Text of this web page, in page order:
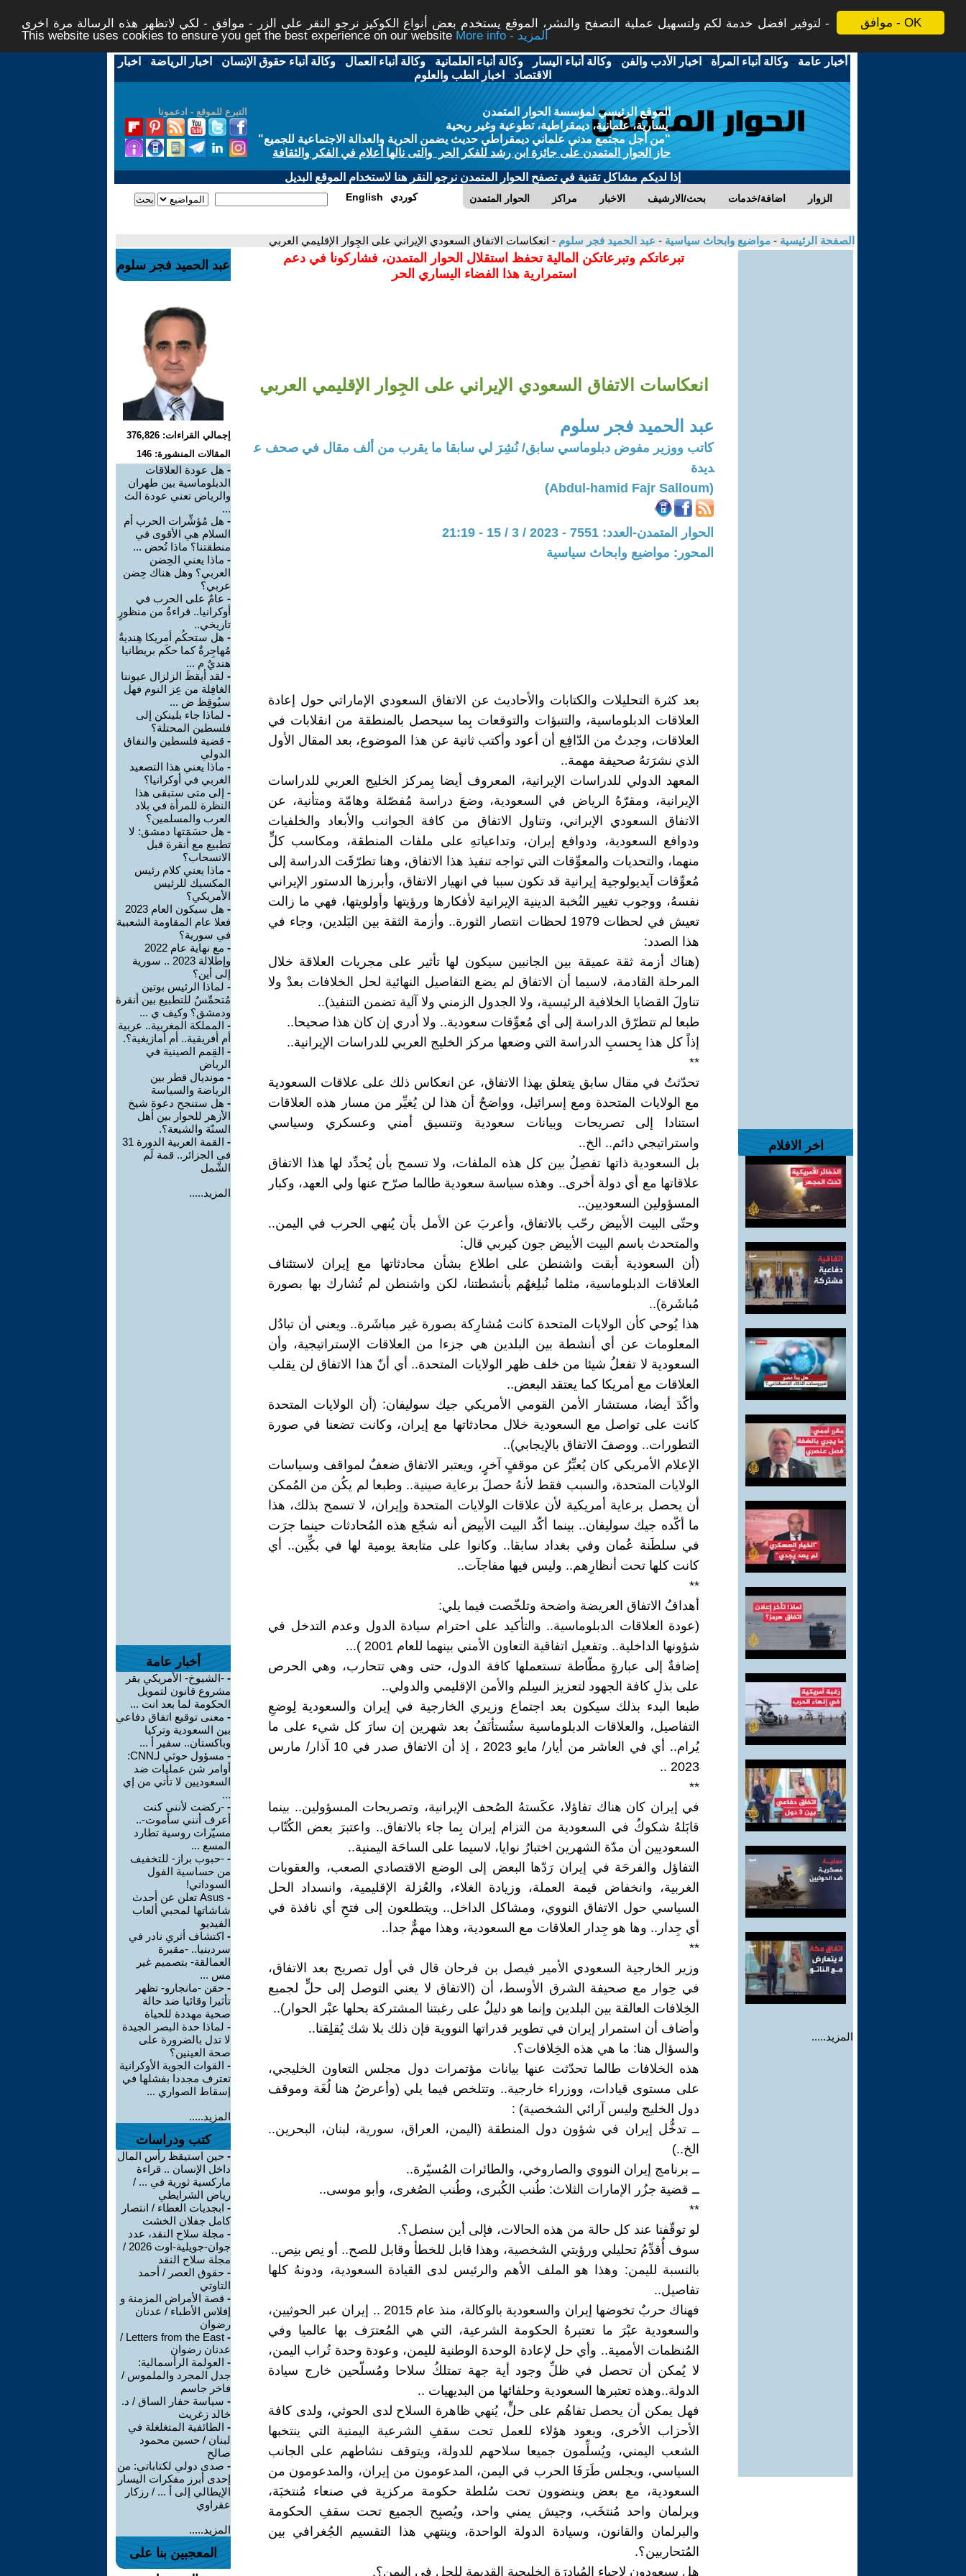
موافق - OK
لتوفير افضل خدمة لكم ولتسهيل عملية التصفح والنشر، الموقع يستخدم بعض أنواع الكوكيز نرجو النقر على الزر - موافق - لكي لاتظهر هذه الرسالة مرة اخرى -
This website uses cookies to ensure you get the best experience on our website
More info - المزيد
أخبار عامة -وكالة أنباء المرأة - اخبار الأدب والفن -وكالة أنباء اليسار -وكالة أنباء العلمانية -وكالة أنباء العمال -وكالة أنباء حقوق الإنسان - اخبار الرياضة - اخبار
الاقتصاد - اخبار الطب والعلوم
التبرع للموقع - ادعمونا
الموقع الرئيسي لمؤسسة الحوار المتمدن
يسارية، علمانية، ديمقراطية، تطوعية وغير ربحية
"من أجل مجتمع مدني علماني ديمقراطي حديث يضمن الحرية والعدالة الاجتماعية للجميع"
حاز الحوار المتمدن على جائزة ابن رشد للفكر الحر والتى نالها أعلام في الفكر والثقافة
إذا لديكم مشاكل تقنية في تصفح الحوار المتمدن نرجو النقر هنا لاستخدام الموقع البديل
الحوار المتمدن مراكز الاخبار بحث/الارشيف اضافة/خدمات الزوار English كوردي
الصفحة الرئيسية - مواضيع وابحاث سياسية - عبد الحميد فجر سلوم - انعكاسات الاتفاق السعودي الإيراني على الجِوار الإقليمي العربي
اخر الافلام
المزيد.....
تبرعاتكم وتبرعاتكن المالية تحفظ استقلال الحوار المتمدن، فشاركونا في دعم
استمرارية هذا الفضاء اليساري الحر
انعكاسات الاتفاق السعودي الإيراني على الجِوار الإقليمي العربي
عبد الحميد فجر سلوم
كاتب ووزير مفوض دبلوماسي سابق/ نُشِرَ لي سابقا ما يقرب من ألف مقال في صحف ع
ديدة
(Abdul-hamid Fajr Salloum)
الحوار المتمدن-العدد: 7551 - 2023 / 3 / 15 - 21:19
المحور: مواضيع وابحاث سياسية
بعد كثرة التحليلات والكتابات والأحاديث عن الاتفاق السعودي الإماراتي حول إعادة
العلاقات الدبلوماسية، والتنبؤات والتوقعات بِما سيحصل بالمنطقة من انقلابات في
العلاقات، وجدتُ من الدّافِع أن أعود وأكتب ثانية عن هذا الموضوع، بعد المقال الأول
الذي نشرَتهُ صحيفة مهمة..
المعهد الدولي للدراسات الإيرانية، المعروف أيضا بِمركز الخليج العربي للدراسات
الإيرانية، ومقرّهُ الرياض في السعودية، وضعَ دراسة مُفصّلة وهامّة ومتأنية، عن
الاتفاق السعودي الإيراني، وتناول الاتفاق من كافة الجوانب والأبعاد والخلفيات
ودوافع السعودية، ودوافع إيران، وتداعياتهِ على ملفات المنطقة، ومكاسب كلٍّ
منهما، والتحديات والمعوِّقات التي تواجه تنفيذ هذا الاتفاق، وهنا تطرّقَت الدراسة إلى
مُعوِّقات آيديولوجية إيرانية قد تكون سببا في انهيار الاتفاق، وأبرزها الدستور الإيراني
نفسهُ، ووجوب تغيير النُخبة الدينية الإيرانية لأفكارها ورؤيتها وأولويتها، فهي ما زالت
تعيش في لحظات 1979 لحظات انتصار الثورة.. وأزمة الثقة بين البَلدين، وجاء في
هذا الصدد:
(هناك أزمة ثقة عميقة بين الجانبين سيكون لها تأثير على مجريات العلاقة خلال
المرحلة القادمة، لاسيما أن الاتفاق لم يضع التفاصيل النهائية لحل الخلافات بعدْ ولا
تناولَ القضايا الخلافية الرئيسية، ولا الجدول الزمني ولا آلية تضمن التنفيذ)..
طبعا لم تتطرّق الدراسة إلى أي مُعوِّقات سعودية.. ولا أدري إن كان هذا صحيحا..
إذاً كل هذا بِحسبِ الدراسة التي وضعها مركز الخليج العربي للدراسات الإيرانية..
**
تحدّثتُ في مقال سابق يتعلق بهذا الاتفاق، عن انعكاس ذلك على علاقات السعودية
مع الولايات المتحدة ومع إسرائيل، وواضحٌ أن هذا لن يُغيِّر من مسار هذه العلاقات
استنادا إلى تصريحات وبيانات سعودية وتنسيق أمني وعسكري وسياسي
واستراتيجي دائم.. الخ..
بل السعودية ذاتها تفصِلُ بين كل هذه الملفات، ولا تسمح بأن يُحدِّد لها هذا الاتفاق
علاقاتها مع أي دولة أخرى.. وهذه سياسة سعودية طالما صرّح عنها ولي العهد، وكبار
المسؤولين السعوديين..
وحتّى البيت الأبيض رحّب بالاتفاق، وأعربَ عن الأمل بأن يُنهي الحرب في اليمن..
والمتحدث باسم البيت الأبيض جون كيربي قال:
(أن السعودية أبقت واشنطن على اطلاع بشأن محادثاتها مع إيران لاستئناف
العلاقات الدبلوماسية، مثلما نُبلِغهُم بأنشطتنا، لكن واشنطن لم تُشارك بها بصورة
مُباشَرة)..
هذا يُوحي كأن الولايات المتحدة كانت مُشارِكة بصورة غير مباشَرة.. ويعني أن تبادُل
المعلومات عن أي أنشطة بين البلدين هي جزءا من العلاقات الإستراتيجية، وأن
السعودية لا تفعلُ شيئا من خلف ظهر الولايات المتحدة.. أي أنّ هذا الاتفاق لن يقلب
العلاقات مع أمريكا كما يعتقد البعض..
وأكّدَ أيضا، مستشار الأمن القومي الأمريكي جيك سوليفان: (أن الولايات المتحدة
كانت على تواصل مع السعودية خلال محادثاتها مع إيران، وكانت تضعنا في صورة
التطورات.. ووصفَ الاتفاق بالإيجابي)..
الإعلام الأمريكي كان يُعبِّرُ عن موقفٍ آخرٍ، ويعتبر الاتفاق ضعفٌ لمواقف وسياسات
الولايات المتحدة، والسبب فقط لأنهُ حصلَ برعاية صينية.. وطبعا لم يكُن من المُمكن
أن يحصل برعاية أمريكية لأن علاقات الولايات المتحدة وإيران، لا تسمح بذلك، هذا
ما أكّده جيك سوليفان.. بينما أكّد البيت الأبيض أنه شجّع هذه المُحادثات حينما جرَت
في سلطَنة عُمان وفي بغداد سابقا.. وكانوا على متابعة يومية لها في بكِّين.. أي
كانت كلها تحت أنظارِهم.. وليس فيها مفاجآت..
**
أهدافُ الاتفاق العريضة واضحة وتلخّصت فيما يلي:
(عودة العلاقات الدبلوماسية.. والتأكيد على احترام سيادة الدول وعدم التدخل في
شؤونها الداخلية.. وتفعيل اتفاقية التعاون الأمني بينهما للعام 2001 )...
إضافةٌ إلى عبارةٍ مطّاطة تستعملها كافة الدول، حتى وهي تتحارب، وهي الحرص
على بذلِ كافة الجهود لتعزيز السِلم والأمن الإقليمي والدولي..
طبعا البدء بذلك سيكون بعد اجتماع وزيري الخارجية في إيران والسعودية لِوضعِ
التفاصيل، والعلاقات الدبلوماسية ستُستأنَفُ بعد شهرين إن سارَ كل شيء على ما
يُرام.. أي في العاشر من أيار/ مايو 2023 ، إذ أن الاتفاق صدر في 10 آذار/ مارس
2023 ..
**
في إيران كان هناك تفاؤلا، عكَستهُ الصُحف الإيرانية، وتصريحات المسؤولين.. بينما
قابَلهُ شكوكٌ في السعودية من التزام إيران بِما جاء بالاتفاق.. واعتبرَ بعض الكُتّاب
السعوديين أن مدّة الشهرين اختبارُ نوايا، لاسيما على الساحَة اليمنية..
التفاؤل والفرحَة في إيران رَدّها البعض إلى الوضع الاقتصادي الصعب، والعقوبات
الغربية، وانخفاض قيمة العملة، وزيادة الغلاء، والعُزلة الإقليمية، وانسداد الحل
السياسي حول الاتفاق النووي، ومشاكل الداخل.. ويتطلعون إلى فتحِ أي نافذة في
أي جِدار.. وها هو جِدار العلاقات مع السعودية، وهذا مهمٌّ جدا..
**
وزير الخارجية السعودي الأمير فيصل بن فرحان قال في أول تصريح بعد الاتفاق،
في حِوار مع صحيفة الشرق الأوسط، أن (الاتفاق لا يعني التوصل إلى حلٍّ لجميع
الخِلافات العالقة بين البلدين وإنما هو دليلٌ على رغبتنا المشتركة بحلها عبْر الحوار)..
وأضاف أن استمرار إيران في تطوير قدراتها النووية فإن ذلك بلا شك يُقلِقنا..
والسؤال هنا: ما هي هذه الخِلافات؟.
هذه الخلافات طالما تحدّثت عنها بيانات مؤتمرات دول مجلس التعاون الخليجي،
على مستوى قيادات، ووزراء خارجية.. وتتلخص فيما يلي (وأعرضُ هنا لُغَة وموقف
دول الخليج وليس آرائي الشخصية) :
ــ تدخُّل إيران في شؤون دول المنطقة (اليمن، العراق، سورية، لبنان، البحرين..
الخ..)
ــ برنامج إيران النووي والصاروخي، والطائرات المُسيّرة..
ــ قضية جزُر الإمارات الثلاث: طُنب الكُبرى، وطُنب الصُغرى، وأبو موسى..
**
لو توقّفنا عند كل حالة من هذه الحالات، فإلى أين سنصل؟.
سوف أُقدِّمُ تحليلي ورؤيتي الشخصية، وهذا قابل للخطأ وقابل للصح.. أو نِص بنِص..
بالنسبة لليمن: وهذا هو الملف الأهم والرئيس لدى القيادة السعودية، ودونهُ كلها
تفاصيل..
فهناك حربٌ تخوضها إيران والسعودية بالوكالة، منذ عام 2015 .. إيران عبر الحوثيين،
والسعودية عبْرَ ما تعتبرهُ الحكومة الشرعية، التي هي المُعترَف بها عالميا وفي
المُنظمات الأممية.. وأي حل لإعادة الوحدة الوطنية لليمن، وعودة وحدة تُراب اليمن،
لا يُمكن أن تحصل في ظلِّ وجود أية جهة تمتلكُ سلاحا ومُسلّحين خارج سيادة
الدولة..وهذه تعتبرها السعودية وحلفائها من البديهيات ..
فهل يمكن أن يحصل تفاهُم على حلٍّ، يُنهي ظاهرة السلاح لدى الحوثي، ولدى كافة
الأحزاب الأخرى، ويعود هؤلاء للعمل تحت سقفِ الشرعية اليمنية التي ينتخبها
الشعب اليمني، ويُسلِّمون جميعا سلاحهم للدولة، ويتوقف نشاطهم على الجانب
السياسي، ويجلس طَرَفَا الحرب في اليمن، المدعومون من إيران، والمدعومون من
السعودية، مع بعض وينضوون تحت سُلطة حكومة مركزية في صنعاء مُنتخبَة،
وبرلمان واحد مُنتخَب، وجيش يمني واحد، ويُصبِح الجميع تحت سقفِ الحكومة
والبرلمان والقانون، وسيادة الدولة الواحدة، وينتهي هذا التقسيم الجُغرافي بين
المُتحاربين؟.
هل سيعودون لإحياء المُبادرَة الخليجية القديمة للحل في اليمن؟.
عبد الحميد فجر سلوم
إجمالي القراءات: 376,826
المقالات المنشورة: 146
- هل عودة العلاقات
الدبلوماسية بين طهران
والرياض تعني عودة الث
...
- هل مُؤشِّرات الحرب أم
السلام هي الأقوى في
منطقتنا؟ ماذا تُحض ...
- ماذا يعني الحِضن
العربي؟ وهل هناك حِضن
عربي؟
- عامٌ على الحرب في
أوكرانيا.. قراءةٌ من منظورٍ
تاريخي..
- هل ستحكُم أمريكا هِنديةٌ
مُهاجِرةٌ كما حكَم بريطانيا
هنديٌ م ...
- لقد أيقظَ الزلزال عيوننا
الغافِلة من عِز النوم فهل
سيُوقِظ ض ...
- لماذا جاء بلينكن إلى
فلسطين المحتلة؟
- قضية فلسطين والنفاق
الدولي
- ماذا يعني هذا التصعيد
الغربي في أوكرانيا؟
- إلى متى ستبقى هذا
النظرة للمرأة في بلاد
العرب والمسلمين؟
- هل حسَمَتها دمشق: لا
تطبيع مع أنقرة قبل
الانسحاب؟
- ماذا يعني كلام رئيس
المكسيك للرئيس
الأمريكي؟
-
هل سيكون العام 2023
فعلا عام المقاومة الشعبية
في سورية؟
-
مع نهاية عام 2022
وإطلالة 2023 .. سورية
إلى أين؟
- لماذا الرئيس بوتين
مُتحمِّسٌ للتطبيع بين أنقرة
ودمشق؟ وكيف ي ...
- المملكة المغربية.. عربية
أم أفريقية.. أم أمازيغية؟.
- القِمم الصينية في
الرياض
- مونديال قطر بين
الرياضة والسياسة
- هل ستنجح دعوة شيخ
الأزهر للحوار بين أهل
السنّة والشيعة؟.
-
القمة العربية الدورة 31
في الجزائر.. قمة لَم
الشّمل
المزيد.....
أخبار عامة
- -الشيوخ- الأمريكي يقر
مشروع قانون لتمويل
الحكومة لما بعد انت ...
- معنى توقيع اتفاق دفاعي
بين السعودية وتركيا
وباكستان.. سفير أ ...
-
مسؤول حوثي لـCNN:
أوامر شن عمليات ضد
السعوديين لا تأتي من إي
...
- -ركضت لأنني كنت
أعرف أنني سأموت-..
مسيّرات روسية تطارد
المسع ...
- -حبوب براز- للتخفيف
من حساسية الفول
السوداني!
-
Asus تعلن عن أحدث
شاشاتها لمحبي ألعاب
الفيديو
- اكتشاف أثري نادر في
سردينيا.. -مقبرة
العمالقة- بتصميم غير
مس ...
- حقن -مانجارو- تظهر
تأثيرا وقائيا ضد حالة
صحية مهددة للحياة
- لماذا حدة البصر الجيدة
لا تدل بالضرورة على
صحة العينين؟
- القوات الجوية الأوكرانية
تعترف مجددا بفشلها في
إسقاط الصواري ...
المزيد.....
كتب ودراسات
- حين استيقظ رأس المال
داخل الإنسان .. قراءة
ماركسية ثورية في ... /
رياض الشرايطي
- ابجديات العطاء / انتصار
كامل جفلان الخشت
- مجلة سلاح النقد، عدد
جوان-جويلية-اوت 2026 /
مجلة سلاح النقد
- حقوق العصر / أحمد
التاوتي
- قصة الأمراض المزمنة و
إفلاس الأطباء / عدنان
رضوان
-
Letters from the East /
عدنان رضوان
- العولمة الرأسمالية:
جدل المجرد والملموس /
فاخر جاسم
- سياسة حفار الساق / د.
خالد زغريت
- الطائفية المتغلغلة في
لبنان / حسين محمود
صالح
- صدى دولي لكتاباتي: من
إحدى أبرز مفكرات اليسار
الإيطالي إلى أ ... / رزكار
عقراوي
المزيد.....
المعجبين بنا على